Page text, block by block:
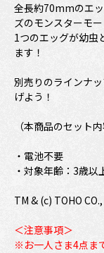
全長約70mmのエ
ズのモンスターモー
1つのエッグが幼虫
ます！
別売りのラインナ
げよう！
（本商品のセット
・電池不要
・対象年齢：3歳以
TM & (c) TOHO
＜注意事項＞
※お一人さま4点ま